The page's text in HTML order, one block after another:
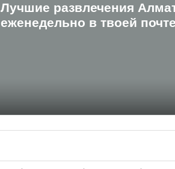
Лучшие развлечения
eженедельно в твоей